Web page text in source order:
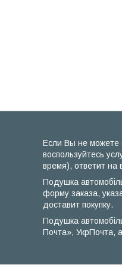
Если Вы не можете
воспользуйтесь
время), ответит на
Подушка
форму заказа,
доставит покупку.
Подушка
Почта», УкрПочта,